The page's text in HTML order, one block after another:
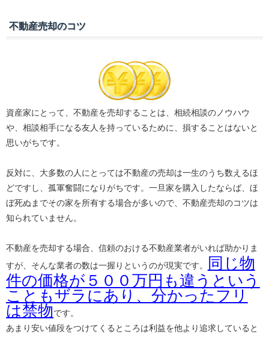
不動産売却のコツ
資産家にとって、不動産を売却することは、相続相談のノウハウ
や、相談相手になる友人を持っているために、損することはないと
思いがちです。
反対に、大多数の人にとっては不動産の売却は一生のうち数えるほ
どですし、孤軍奮闘になりがちです。一旦家を購入したならば、ほ
ぼ死ぬまでその家を所有する場合が多いので、不動産売却のコツは
知られていません。
不動産を売却する場合、信頼のおける不動産業者がいれば助かりま
すが、そんな業者の数は一握りというのが現実です。
同じ物
件の価格が５００万円も違うという
こともザラにあり、分かったフリ
は禁物です。
あまり安い値段をつけてくるところは利益を他より追求していると